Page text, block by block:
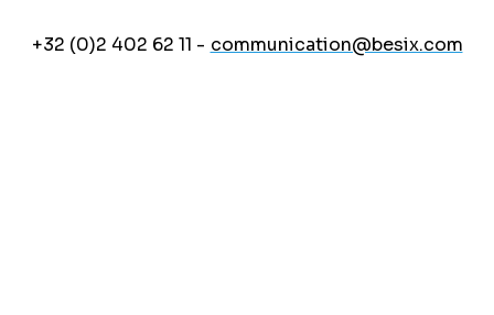
+32 (0)2 402 62 11 - communication@besix.com